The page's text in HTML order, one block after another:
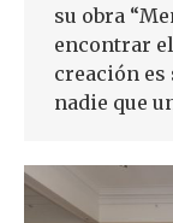
su obra
encontrar
creación es
nadie que